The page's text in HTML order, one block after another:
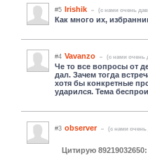
#5 Irishik (c нами очень
Как много их,
#4 Vavanzo (c нами очень
Че то все вопросы от
дал. Зачем тогда
хотя бы конкретные
ударился. Тема
#3 observer (c нами очень
Цитирую 89219032650: